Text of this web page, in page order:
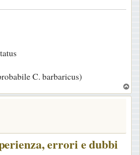
C. barbaricus)
o
errori e dubbi